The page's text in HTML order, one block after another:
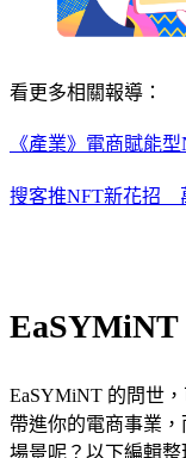
看更多相關報導：
《產業》電商賦能
搜客推NFT新花招
EaSYMiNT 的問世
帶進你的電商事業
場景呢？以下編輯